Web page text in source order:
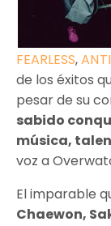
FEARLESS,
de los éxitos
pesar de su
sabido
música,
voz a
El imparable
Chaewon,